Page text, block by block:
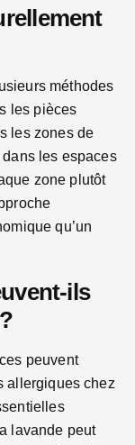
méthodes
les pièces
les zones de
les espaces
zone plutôt
qu’un
ils
peuvent
allergiques chez
lavande peut